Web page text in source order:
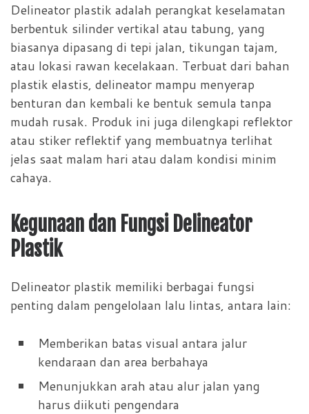
Delineator plastik adalah perangkat keselamatan
berbentuk silinder vertikal atau tabung, yang
biasanya dipasang di tepi jalan, tikungan tajam,
atau lokasi rawan kecelakaan. Terbuat dari bahan
plastik elastis, delineator mampu menyerap
benturan dan kembali ke bentuk semula tanpa
mudah rusak. Produk ini juga dilengkapi reflektor
atau stiker reflektif yang membuatnya terlihat
jelas saat malam hari atau dalam kondisi minim
cahaya.
Kegunaan dan Fungsi Delineator
Plastik
Delineator plastik memiliki berbagai fungsi
penting dalam pengelolaan lalu lintas, antara lain:
Memberikan batas visual antara jalur
kendaraan dan area berbahaya
Menunjukkan arah atau alur jalan yang
harus diikuti pengendara